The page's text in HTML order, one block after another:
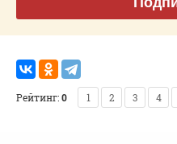
Рейтинг:0 1 2 3 4